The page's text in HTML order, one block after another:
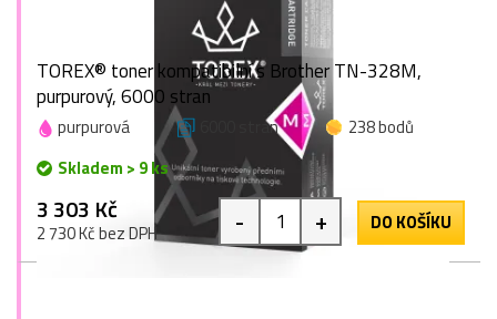
TOREX® toner kompatibilní s Brother TN-328M,
purpurový, 6000 stran
purpurová 6000 stran
238 bodů
Skladem > 9 ks
3 303 Kč
2 730 Kč bez DPH - + DO KOŠÍKU